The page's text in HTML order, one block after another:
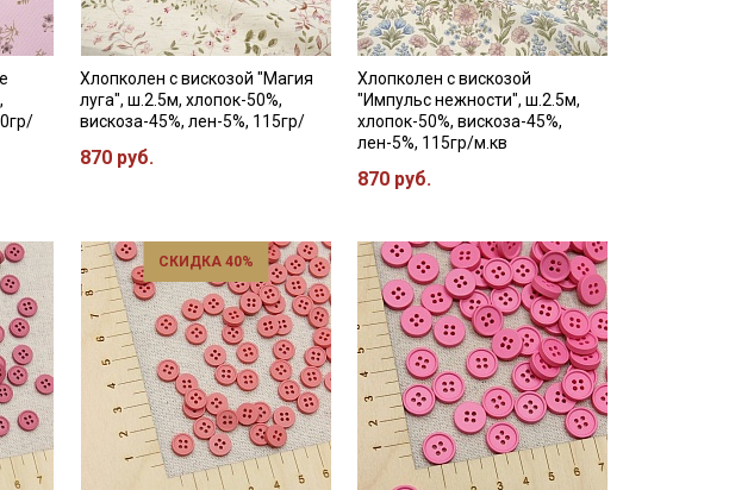
Хлопколен с вискозой "Магия
луга", ш.2.5м, хлопок-50%,
вискоза-45%, лен-5%, 115гр/
870 руб.
Хлопколен с вискозой
"Импульс нежности", ш.2.5м,
хлопок-50%, вискоза-45%,
лен-5%, 115гр/м.кв
870 руб.
СКИДКА 40%
персональных
и